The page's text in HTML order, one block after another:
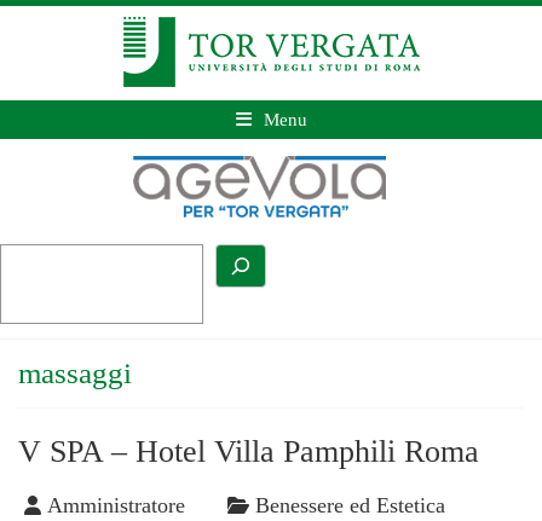
Menu
massaggi
V SPA – Hotel Villa Pamphili Roma
Amministratore Benessere ed Estetica